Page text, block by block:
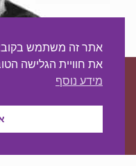
עיצוב ובניית
את חוויית הגלישה
מידע נוסף